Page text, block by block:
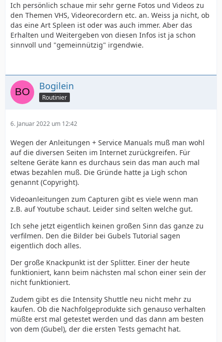
Ich persönlich schaue mir sehr gerne Fotos und Videos zu
den Themen VHS, Videorecordern etc. an. Weiss ja nicht, ob
das eine Art Spleen ist oder was auch immer. Aber das
Erhalten und Weitergeben von diesen Infos ist ja schon
sinnvoll und "gemeinnützig" irgendwie.
Bogilein
Routinier
6. Januar 2022 um 12:42
Wegen der Anleitungen + Service Manuals muß man wohl
auf die diversen Seiten im Internet zurückgreifen. Für
seltene Geräte kann es durchaus sein das man auch mal
etwas bezahlen muß. Die Gründe hatte ja Ligh schon
genannt (Copyright).
Videoanleitungen zum Capturen gibt es viele wenn man
z.B. auf Youtube schaut. Leider sind selten welche gut.
Ich sehe jetzt eigentlich keinen großen Sinn das ganze zu
verfilmen. Den die Bilder bei Gubels Tutorial sagen
eigentlich doch alles.
Der große Knackpunkt ist der Splitter. Einer der heute
funktioniert, kann beim nächsten mal schon einer sein der
nicht funktioniert.
Zudem gibt es die Intensity Shuttle neu nicht mehr zu
kaufen. Ob die Nachfolgeprodukte sich genauso verhalten
müßte erst mal getestet werden und das dann am besten
von dem (Gubel), der die ersten Tests gemacht hat.